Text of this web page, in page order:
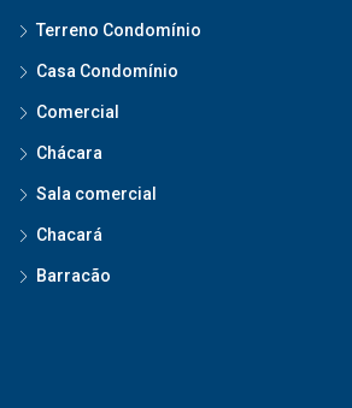
Terreno Condomínio
Casa Condomínio
Comercial
Chácara
Sala comercial
Chacará
Barracão